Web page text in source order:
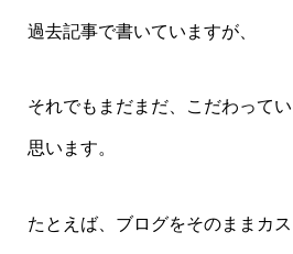
過去記事で書いていますが、
それでもまだまだ、こだわって
思います。
たとえば、ブログをそのままカ